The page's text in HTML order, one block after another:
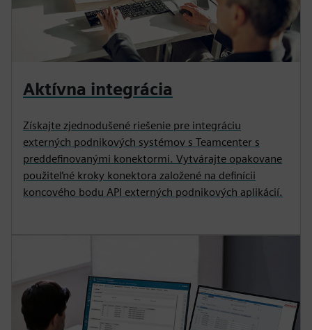
Aktívna integrácia
Získajte zjednodušené riešenie pre integráciu
externých podnikových systémov s Teamcenter s
preddefinovanými konektormi. Vytvárajte opakovane
použiteľné kroky konektora založené na definícii
koncového bodu API externých podnikových aplikácií.